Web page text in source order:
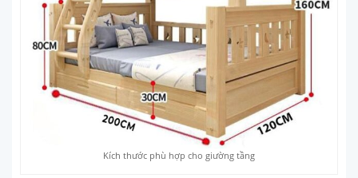
Kích thước phù hợp cho giường tầng